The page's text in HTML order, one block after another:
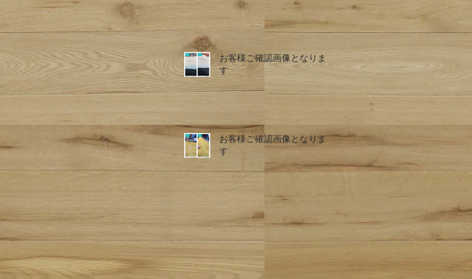
お客様ご確認画像となりま
す
お客様ご確認画像となりま
す